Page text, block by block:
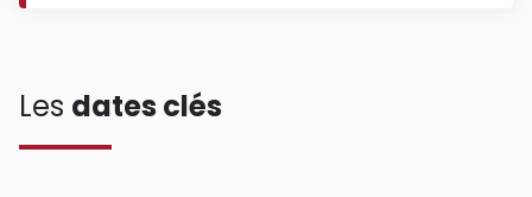
Les dates clés